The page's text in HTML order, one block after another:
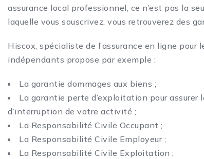
assurance local professionnel, ce n’est pas la
laquelle vous souscrivez, vous retrouverez des
Hiscox, spécialiste de l’assurance en ligne
indépendants propose par exemple :
La garantie dommages aux biens ;
La garantie perte d’exploitation pour assurer
d’interruption de votre activité ;
La Responsabilité Civile Occupant ;
La Responsabilité Civile Employeur ;
La Responsabilité Civile Exploitation ;